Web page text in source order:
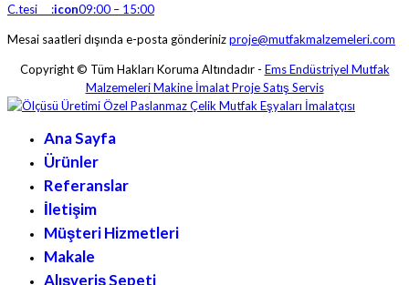
C.tesi :icon09:00 – 15:00
Mesai saatleri dışında e-posta gönderinizproje@mutfakmalzemeleri.com
Copyright © Tüm Hakları Koruma Altındadır - Ems Endüstriyel Mutfak
Malzemeleri Makine İmalat Proje Satış Servis
Ana Sayfa
Ürünler
Referanslar
İletişim
Müşteri Hizmetleri
Makale
Alışveriş Sepeti